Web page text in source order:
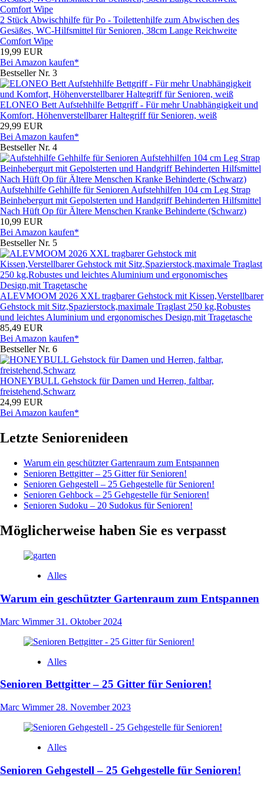
2 Stück Abwischhilfe für Po - Toilettenhilfe zum Abwischen des
Gesäßes, WC-Hilfsmittel für Senioren, 38cm Lange Reichweite
Comfort Wipe
19,99 EUR
Bei Amazon kaufen*
Bestseller Nr. 3
ELONEO Bett Aufstehhilfe Bettgriff - Für mehr Unabhängigkeit und
Komfort, Höhenverstellbarer Haltegriff für Senioren, weiß
29,99 EUR
Bei Amazon kaufen*
Bestseller Nr. 4
Aufstehhilfe Gehhilfe für Senioren Aufstehhilfen 104 cm Leg Strap
Beinhebergurt mit Gepolsterten und Handgriff Behinderten Hilfsmittel
Nach Hüft Op für Ältere Menschen Kranke Behinderte (Schwarz)
10,99 EUR
Bei Amazon kaufen*
Bestseller Nr. 5
ALEVMOOM 2026 XXL tragbarer Gehstock mit Kissen,Verstellbarer
Gehstock mit Sitz,Spazierstock,maximale Traglast 250 kg,Robustes
und leichtes Aluminium und ergonomisches Design,mit Tragetasche
85,49 EUR
Bei Amazon kaufen*
Bestseller Nr. 6
HONEYBULL Gehstock für Damen und Herren, faltbar,
freistehend,Schwarz
24,99 EUR
Bei Amazon kaufen*
Letzte Seniorenideen
Warum ein geschützter Gartenraum zum Entspannen
Senioren Bettgitter – 25 Gitter für Senioren!
Senioren Gehgestell – 25 Gehgestelle für Senioren!
Senioren Gehbock – 25 Gehgestelle für Senioren!
Senioren Sudoku – 20 Sudokus für Senioren!
Möglicherweise haben Sie es verpasst
Alles
Warum ein geschützter Gartenraum zum Entspannen
Marc Wimmer31. Oktober 2024
Alles
Senioren Bettgitter – 25 Gitter für Senioren!
Marc Wimmer 28. November 2023
Alles
Senioren Gehgestell – 25 Gehgestelle für Senioren!